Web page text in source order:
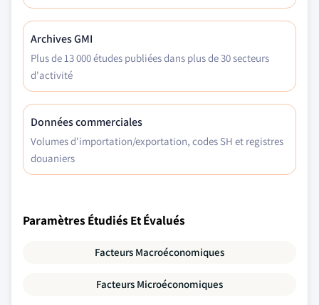
Archives GMI
Plus de 13 000 études publiées dans plus de 30 secteurs
d'activité
Données commerciales
Volumes d'importation/exportation, codes SH et registres
douaniers
Paramètres Étudiés Et Évalués
Facteurs Macroéconomiques
Facteurs Microéconomiques